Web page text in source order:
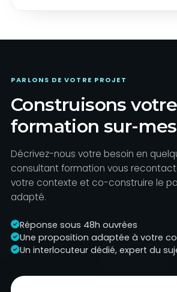
PARLONS DE VOTRE PROJET
Construisons votre
formation sur-
Décrivez-nous votre besoin en
consultant formation vous
votre contexte et co-construire le
adapté.
Réponse sous 48h ouvrées
Une proposition adaptée à votre
Un interlocuteur dédié, expert du